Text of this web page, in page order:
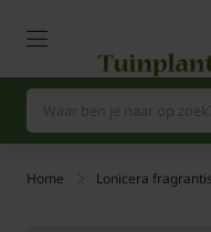
Home Lonicera